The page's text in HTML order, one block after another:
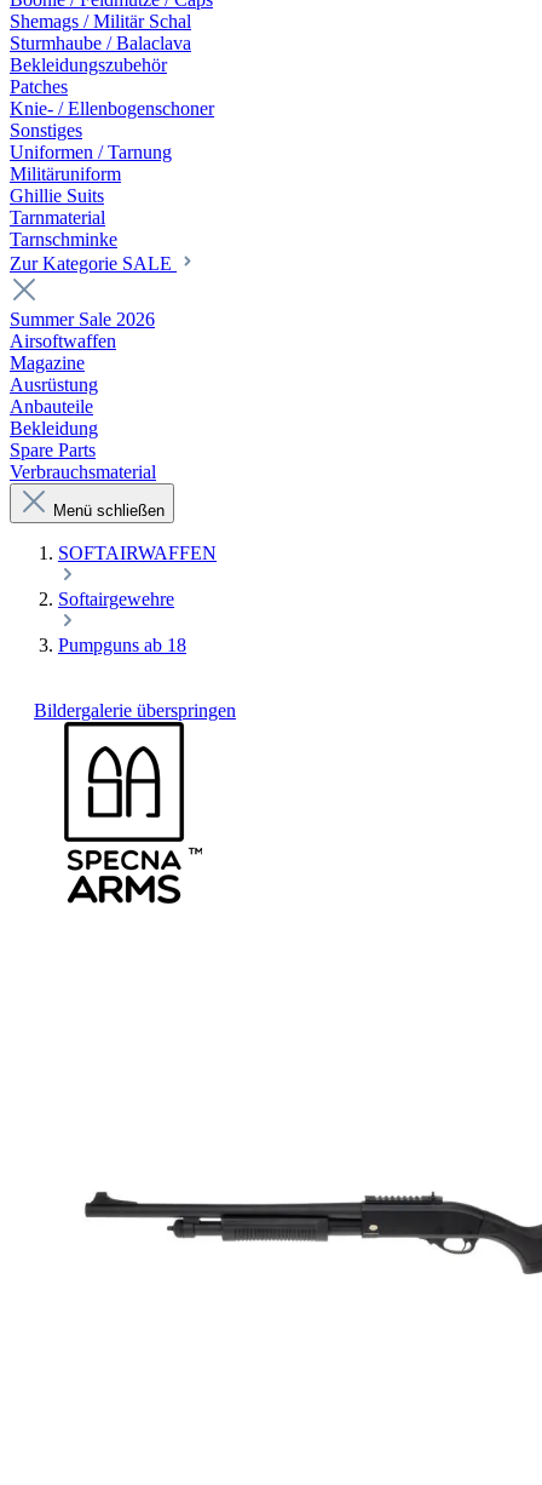
Shemags / Militär Schal
Sturmhaube / Balaclava
Bekleidungszubehör
Patches
Knie- / Ellenbogenschoner
Sonstiges
Uniformen / Tarnung
Militäruniform
Ghillie Suits
Tarnmaterial
Tarnschminke
Zur Kategorie SALE
Summer Sale 2026
Airsoftwaffen
Magazine
Ausrüstung
Anbauteile
Bekleidung
Spare Parts
Verbrauchsmaterial
Menü schließen
SOFTAIRWAFFEN
Softairgewehre
Pumpguns ab 18
Bildergalerie überspringen